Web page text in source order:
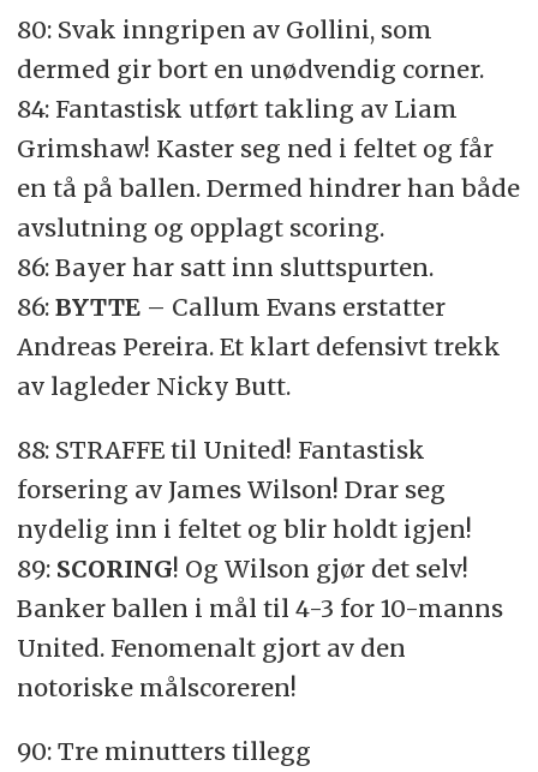
80: Svak inngripen av Gollini, som
dermed gir bort en unødvendig corner.
84: Fantastisk utført takling av Liam
Grimshaw! Kaster seg ned i feltet og får
en tå på ballen. Dermed hindrer han både
avslutning og opplagt scoring.
86: Bayer har satt inn sluttspurten.
86: BYTTE– Callum Evans erstatter
Andreas Pereira. Et klart defensivt trekk
av lagleder Nicky Butt.
88: STRAFFE til United! Fantastisk
forsering av James Wilson! Drar seg
nydelig inn i feltet og blir holdt igjen!
89: SCORING! Og Wilson gjør det selv!
Banker ballen i mål til 4-3 for 10-manns
United. Fenomenalt gjort av den
notoriske målscoreren!
90: Tre minutters tillegg